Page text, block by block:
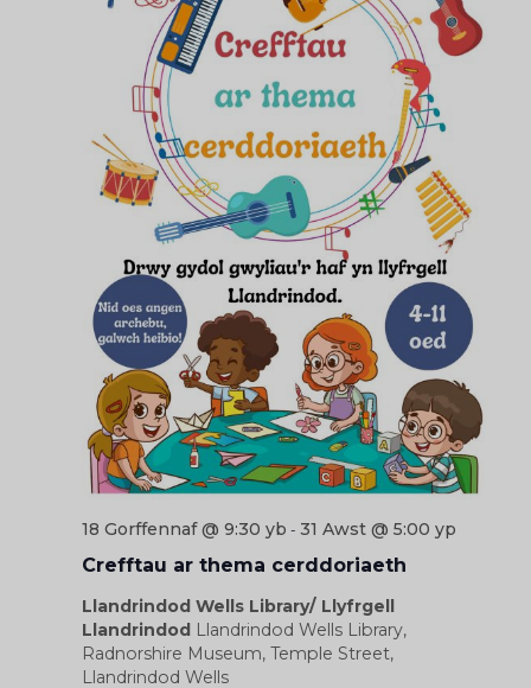
18 Gorffennaf @ 9:30 yb - 31 Awst @ 5:00 yp
Crefftau ar thema cerddoriaeth
Llandrindod Wells Library/ Llyfrgell
Llandrindod Llandrindod Wells Library,
Radnorshire Museum, Temple Street,
Llandrindod Wells